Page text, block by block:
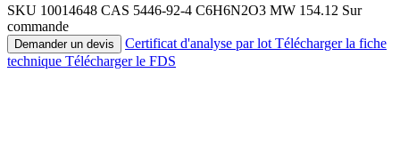
SKU 10014648 CAS 5446-92-4 C6H6N2O3 MW 154.12 Sur
commande
Demander un devis Certificat d'analyse par lot Télécharger la fiche
technique Télécharger le FDS